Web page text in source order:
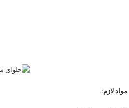
مواد لازم: